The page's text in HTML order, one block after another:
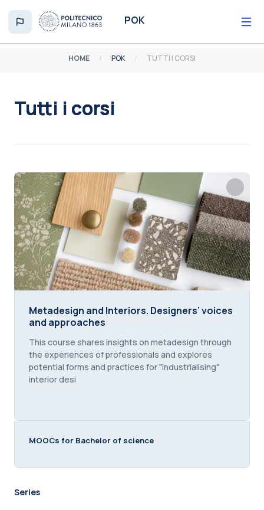
POK
HOME POK TUTTI I CORSI
Tutti i corsi
Metadesign and Interiors. Designers’ voices and
Metadesign and Interiors. Designers’ voices
and approaches
Course summary text:
This course shares insights on metadesign through
the experiences of professionals and explores
potential forms and practices for "industrialising"
interior desi
MOOCs for Bachelor of science
Series